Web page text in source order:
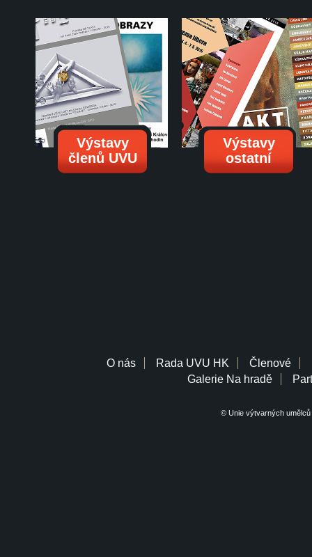
Výstavy
členů UVU
Výstavy
ostatní
O nás Rada UVU HK Členové
Galerie Na hradě
© Unie výtvarných